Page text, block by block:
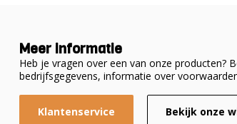
Meer informatie
Heb je vragen over een van onze producten?
bedrijfsgegevens, informatie over
Klantenservice Bekijk onze